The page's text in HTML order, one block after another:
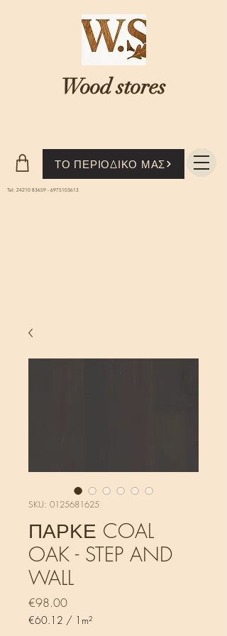
ΤΟ ΠΕΡΙΟΔΙΚΟ ΜΑΣ
Tel: 24210 83659 - 6975103613
Wood stores
SKU: 0125681625
ΠΑΡΚΕ COAL
OAK - STEP AND
WALL
€98.00Price
€60.12 / 1m²